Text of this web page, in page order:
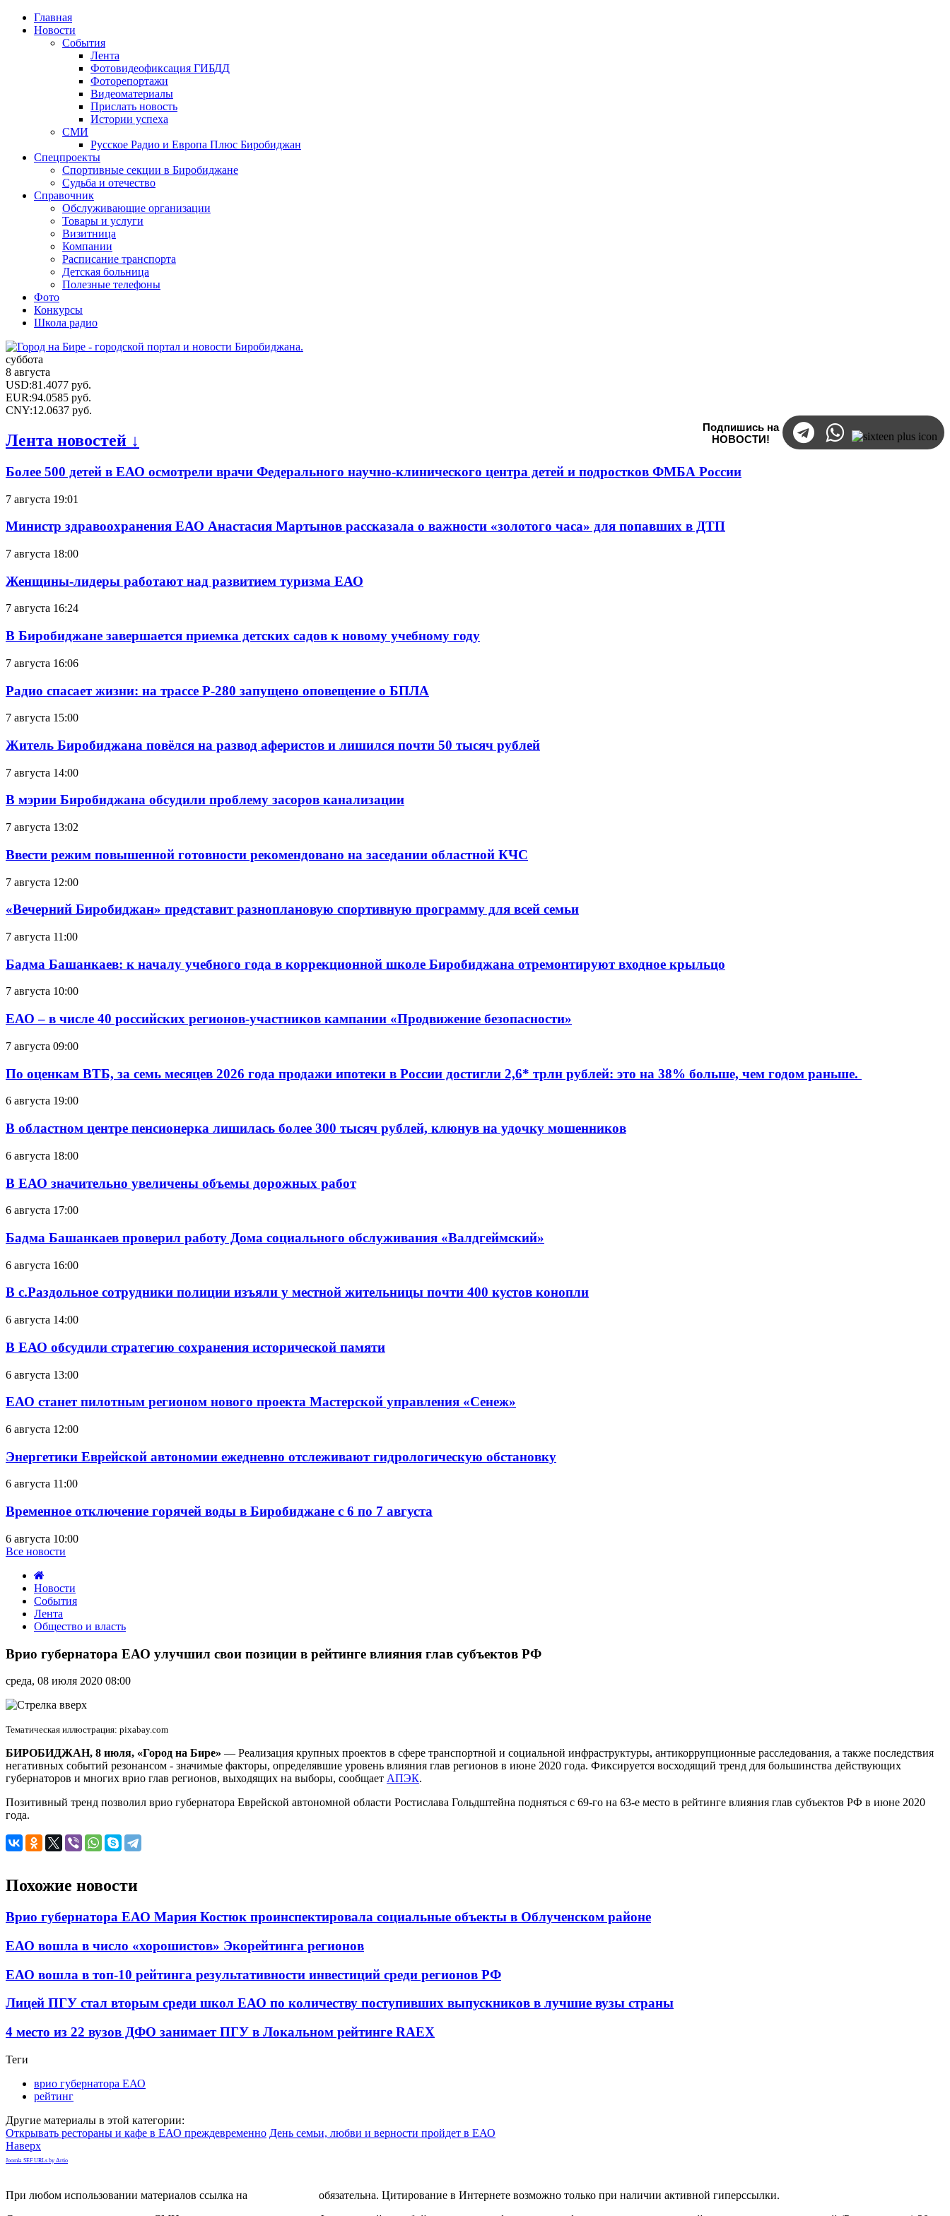
Главная
Новости
События
Лента
Фотовидеофиксация ГИБДД
Фоторепортажи
Видеоматериалы
Прислать новость
Истории успеха
СМИ
Русское Радио и Европа Плюс Биробиджан
Спецпроекты
Спортивные секции в Биробиджане
Судьба и отечество
Справочник
Обслуживающие организации
Товары и услуги
Визитница
Компании
Расписание транспорта
Детская больница
Полезные телефоны
Фото
Конкурсы
Школа радио
суббота
8 августа
USD:81.4077 руб.
EUR:94.0585 руб.
CNY:12.0637 руб.
Подпишись на
НОВОСТИ!
Лента новостей ↓
Более 500 детей в ЕАО осмотрели врачи Федерального научно-клинического центра детей и подростков ФМБА России
7 августа 19:01
Министр здравоохранения ЕАО Анастасия Мартынов рассказала о важности «золотого часа» для попавших в ДТП
7 августа 18:00
Женщины-лидеры работают над развитием туризма ЕАО
7 августа 16:24
В Биробиджане завершается приемка детских садов к новому учебному году
7 августа 16:06
Радио спасает жизни: на трассе Р-280 запущено оповещение о БПЛА
7 августа 15:00
Житель Биробиджана повёлся на развод аферистов и лишился почти 50 тысяч рублей
7 августа 14:00
В мэрии Биробиджана обсудили проблему засоров канализации
7 августа 13:02
Ввести режим повышенной готовности рекомендовано на заседании областной КЧС
7 августа 12:00
«Вечерний Биробиджан» представит разноплановую спортивную программу для всей семьи
7 августа 11:00
Бадма Башанкаев: к началу учебного года в коррекционной школе Биробиджана отремонтируют входное крыльцо
7 августа 10:00
ЕАО – в числе 40 российских регионов-участников кампании «Продвижение безопасности»
7 августа 09:00
По оценкам ВТБ, за семь месяцев 2026 года продажи ипотеки в России достигли 2,6* трлн рублей: это на 38% больше, чем годом раньше.
6 августа 19:00
В областном центре пенсионерка лишилась более 300 тысяч рублей, клюнув на удочку мошенников
6 августа 18:00
В ЕАО значительно увеличены объемы дорожных работ
6 августа 17:00
Бадма Башанкаев проверил работу Дома социального обслуживания «Валдгеймский»
6 августа 16:00
В с.Раздольное сотрудники полиции изъяли у местной жительницы почти 400 кустов конопли
6 августа 14:00
В ЕАО обсудили стратегию сохранения исторической памяти
6 августа 13:00
ЕАО станет пилотным регионом нового проекта Мастерской управления «Сенеж»
6 августа 12:00
Энергетики Еврейской автономии ежедневно отслеживают гидрологическую обстановку
6 августа 11:00
Временное отключение горячей воды в Биробиджане с 6 по 7 августа
6 августа 10:00
Все новости
Новости
События
Лента
Общество и власть
губернатора
ЕАО
улучшил
свои
позиции
рейтинге
глав
субъектов
РФ
Врио губернатора ЕАО улучшил свои позиции в рейтинге влияния глав субъектов РФ
среда, 08 июля 2020 08:00
Тематическая иллюстрация: pixabay.com
БИРОБИДЖАН, 8 июля, «Город на Бире» — Реализация крупных проектов в сфере транспортной и социальной инфраструктуры, антикоррупционные расследования, а также последствия
негативных событий резонансом - значимые факторы, определявшие уровень влияния глав регионов в июне 2020 года. Фиксируется восходящий тренд для большинства действующих
губернаторов и многих врио глав регионов, выходящих на выборы, сообщает АПЭК.
Позитивный тренд позволил врио губернатора Еврейской автономной области Ростислава Гольдштейна подняться с 69-го на 63-е место в рейтинге влияния глав субъектов РФ в июне 2020
года.
Похожие новости
Врио губернатора ЕАО Мария Костюк проинспектировала социальные объекты в Облученском районе
ЕАО вошла в число «хорошистов» Экорейтинга регионов
ЕАО вошла в топ-10 рейтинга результативности инвестиций среди регионов РФ
Лицей ПГУ стал вторым среди школ ЕАО по количеству поступивших выпускников в лучшие вузы страны
4 место из 22 вузов ДФО занимает ПГУ в Локальном рейтинге RAEX
Теги
врио губернатора ЕАО
рейтинг
Другие материалы в этой категории:
Открывать рестораны и кафе в ЕАО преждевременно День семьи, любви и верности пройдет в ЕАО
Наверх
Joomla SEF URLs by Artio
При любом использовании материалов ссылка на
обязательна. Цитирование в Интернете возможно только при наличии активной гиперссылки.